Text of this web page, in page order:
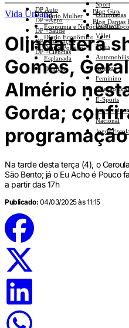
Sport
Olimpíadas
Basquete
Vôlei
Tênis
Interior
Feminino
Seleção
E-Sports
Nacional
Jogos
DP Auto
DP +Agro
DP +Saúde
DP +Educação
DP +Ciências
Diario Mulher
Economia e Negócios Em Foco
Diario Econômico
Diario Político
Esplanada
Opinião
Blog Giro
Blog Dantas
Vida Urbana
Olinda terá
Gomes,
Almério
Gorda;
Na tarde desta terça (4), o
São Bento; já o Eu Acho é Pouco
a partir das 17h
Publicado: 04/03/2025 às 11:15